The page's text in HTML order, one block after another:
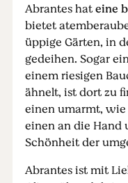
Abrantes hateine
bietet
üppige Gärten, in
gedeihen. Sogar
einem riesigen
ähnelt, ist dort zu
einen umarmt,
einen an die Hand
Schönheit der
Abrantes ist mit